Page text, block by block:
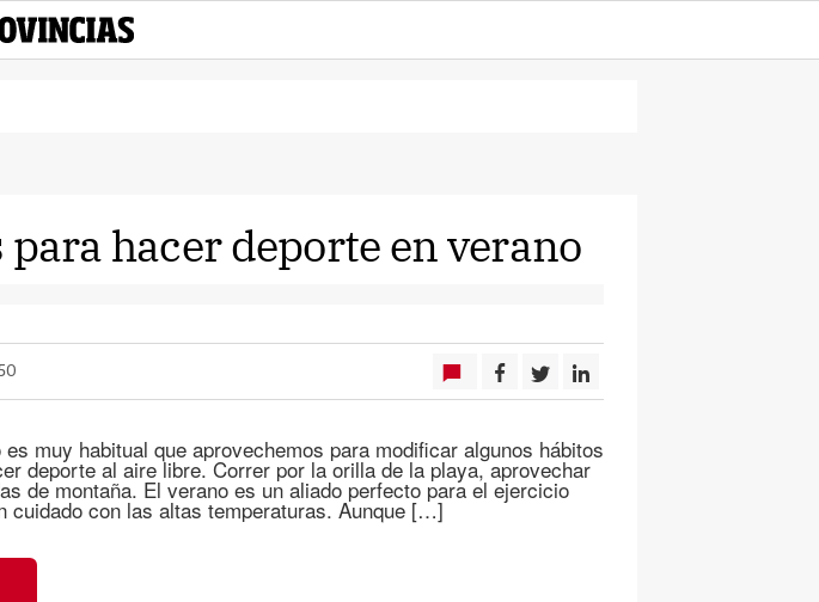
para hacer deporte en verano
muy habitual que aprovechemos para modificar algunos hábitos
deporte al aire libre. Correr por la orilla de la playa, aprovechar
de montaña. El verano es un aliado perfecto para el ejercicio
cuidado con las altas temperaturas. Aunque […]